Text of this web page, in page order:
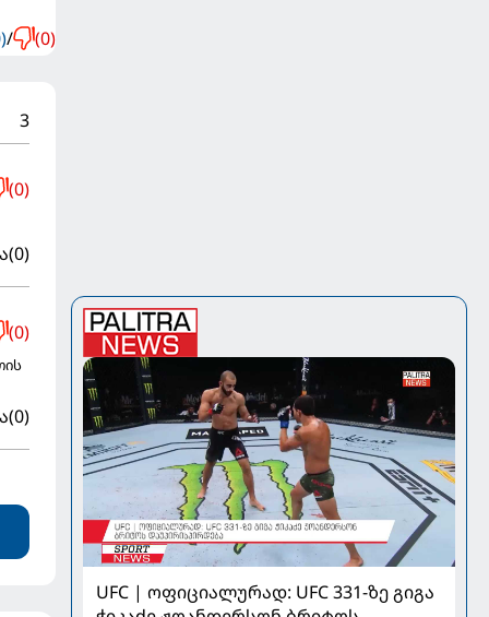
/ (0)
3
(0)
(0)
(0)
(0)
UFC | ოფიციალურად: UFC 331-ზე გიგა